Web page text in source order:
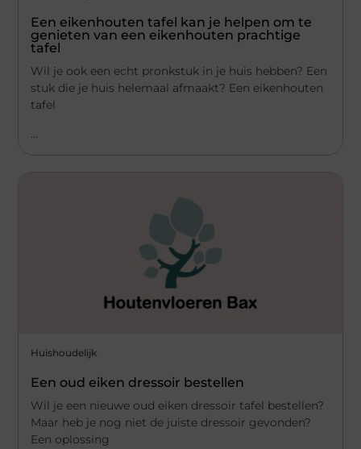
Een eikenhouten tafel kan je helpen om te
genieten van een eikenhouten prachtige
tafel
Wil je ook een echt pronkstuk in je huis hebben? Een
stuk die je huis helemaal afmaakt? Een eikenhouten
tafel
Huishoudelijk
Een oud eiken dressoir bestellen
Wil je een nieuwe oud eiken dressoir tafel bestellen?
Maar heb je nog niet de juiste dressoir gevonden?
Een oplossing